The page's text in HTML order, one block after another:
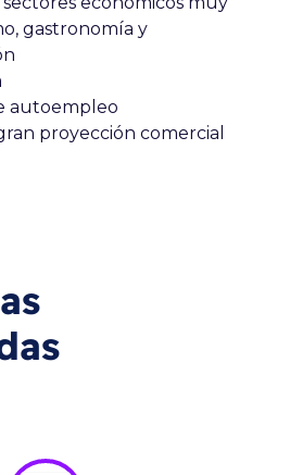
gastronomía y
autoempleo
proyección comercial